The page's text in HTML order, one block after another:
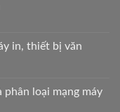
in, thiết bị văn
phân loại mạng máy